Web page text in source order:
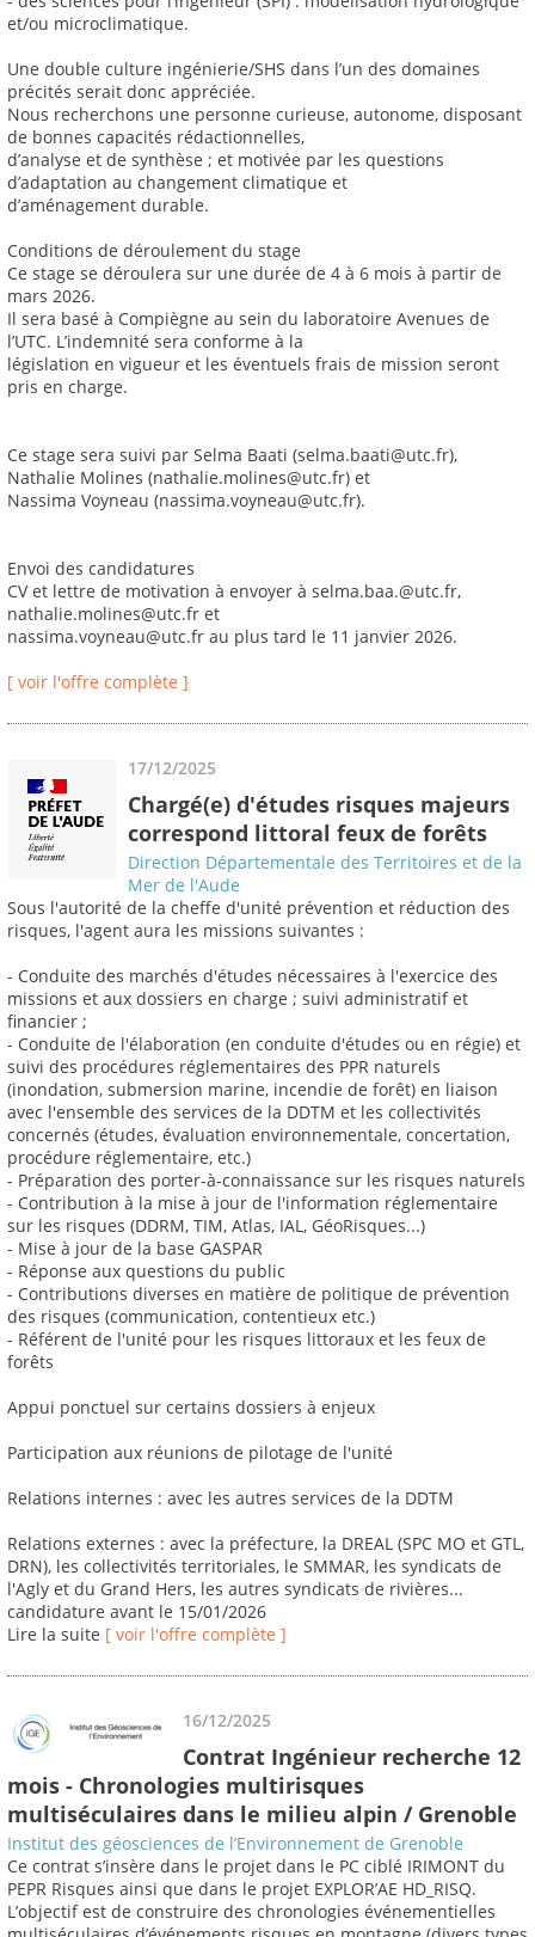
et/ou microclimatique.
Une double culture ingénierie/SHS dans l’un des domaines
précités serait donc appréciée.
Nous recherchons une personne curieuse, autonome, disposant
de bonnes capacités rédactionnelles,
d’analyse et de synthèse ; et motivée par les questions
d’adaptation au changement climatique et
d’aménagement durable.
Conditions de déroulement du stage
Ce stage se déroulera sur une durée de 4 à 6 mois à partir de
mars 2026.
Il sera basé à Compiègne au sein du laboratoire Avenues de
l’UTC. L’indemnité sera conforme à la
législation en vigueur et les éventuels frais de mission seront
pris en charge.
Ce stage sera suivi par Selma Baati (selma.baati@utc.fr),
Nathalie Molines (nathalie.molines@utc.fr) et
Nassima Voyneau (nassima.voyneau@utc.fr).
Envoi des candidatures
CV et lettre de motivation à envoyer à selma.baa.@utc.fr,
nathalie.molines@utc.fr et
nassima.voyneau@utc.fr au plus tard le 11 janvier 2026.
[ voir l'offre complète ]
17/12/2025
Chargé(e) d'études risques majeurs
correspond littoral feux de forêts
Direction Départementale des Territoires et de la
Mer de l'Aude
Sous l'autorité de la cheffe d'unité prévention et réduction des
risques, l'agent aura les missions suivantes :
- Conduite des marchés d'études nécessaires à l'exercice des
missions et aux dossiers en charge ; suivi administratif et
financier ;
- Conduite de l'élaboration (en conduite d'études ou en régie) et
suivi des procédures réglementaires des PPR naturels
(inondation, submersion marine, incendie de forêt) en liaison
avec l'ensemble des services de la DDTM et les collectivités
concernés (études, évaluation environnementale, concertation,
procédure réglementaire, etc.)
- Préparation des porter-à-connaissance sur les risques naturels
- Contribution à la mise à jour de l'information réglementaire
sur les risques (DDRM, TIM, Atlas, IAL, GéoRisques...)
- Mise à jour de la base GASPAR
- Réponse aux questions du public
- Contributions diverses en matière de politique de prévention
des risques (communication, contentieux etc.)
- Référent de l'unité pour les risques littoraux et les feux de
forêts
Appui ponctuel sur certains dossiers à enjeux
Participation aux réunions de pilotage de l'unité
Relations internes : avec les autres services de la DDTM
Relations externes : avec la préfecture, la DREAL (SPC MO et GTL,
DRN), les collectivités territoriales, le SMMAR, les syndicats de
l'Agly et du Grand Hers, les autres syndicats de rivières...
candidature avant le 15/01/2026
Lire la suite [ voir l'offre complète ]
16/12/2025
Contrat Ingénieur recherche 12
mois - Chronologies multirisques
multiséculaires dans le milieu alpin / Grenoble
Institut des géosciences de l’Environnement de Grenoble
Ce contrat s’insère dans le projet dans le PC ciblé IRIMONT du
PEPR Risques ainsi que dans le projet EXPLOR’AE HD_RISQ.
L’objectif est de construire des chronologies événementielles